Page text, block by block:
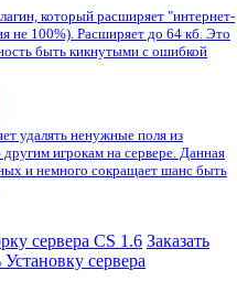
который расширяет "интернет-
не 100%). Расширяет до 64 кб. Это
быть кикнутыми с ошибкой
удалять ненужные поля из
игрокам на сервере. Данная
и немного сокращает шанс быть
сервера CS 1.6 Заказать
Установку сервера